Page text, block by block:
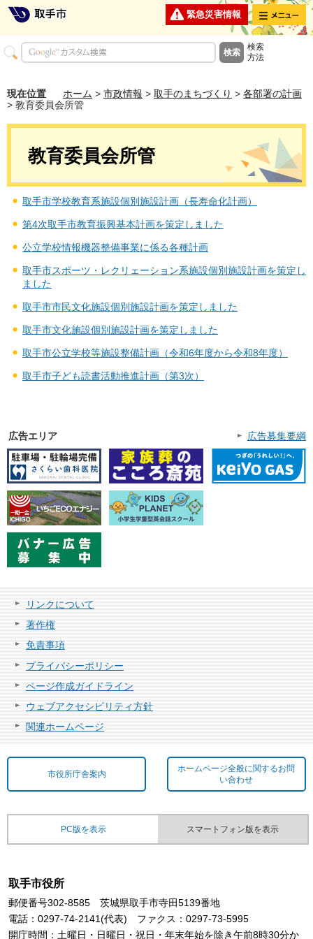
緊急災害情報 メニュー
検索
方法
現在位置 ホーム > 市政情報 > 取手のまちづくり > 各部署の計画
> 教育委員会所管
教育委員会所管
取手市学校教育系施設個別施設計画（長寿命化計画）
第4次取手市教育振興基本計画を策定しました
公立学校情報機器整備事業に係る各種計画
取手市スポーツ・レクリェーション系施設個別施設計画を策定し
ました
取手市市民文化施設個別施設計画を策定しました
取手市文化施設個別施設計画を策定しました
取手市公立学校等施設整備計画（令和6年度から令和8年度）
取手市子ども読書活動推進計画（第3次）
広告エリア 広告募集要綱
リンクについて
著作権
免責事項
プライバシーポリシー
ページ作成ガイドライン
ウェブアクセシビリティ方針
関連ホームページ
市役所庁舎案内
ホームページ全般に関するお問
い合わせ
PC版を表示 スマートフォン版を表示
取手市役所
郵便番号302-8585 茨城県取手市寺田5139番地
電話：0297-74-2141(代表) ファクス：0297-73-5995
開庁時間：土曜日・日曜日・祝日・年末年始を除き午前8時30分か